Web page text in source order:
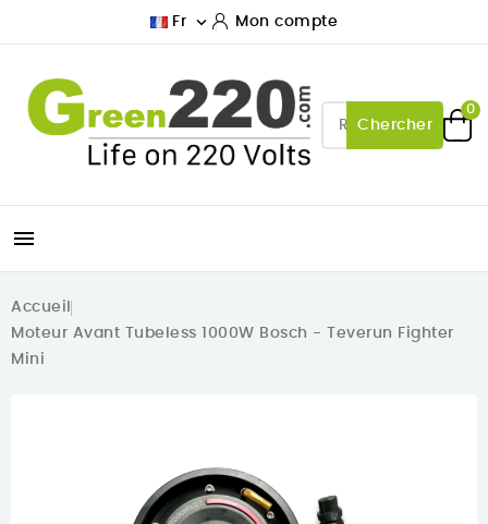
Fr  Mon compte
Chercher
0

Accueil
Moteur Avant Tubeless 1000W Bosch - Teverun Fighter
Mini